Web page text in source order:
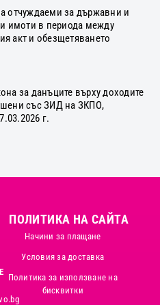
отчуждаеми за държавни и
имоти в периода между
акт и обезщетяването
за данъците върху доходите
със ЗИД на ЗКПО,
г.
ПОЛИТИКА НА САЙТА
Начини за плащане
Условия за доставка
Политика за използване на
бисквитки